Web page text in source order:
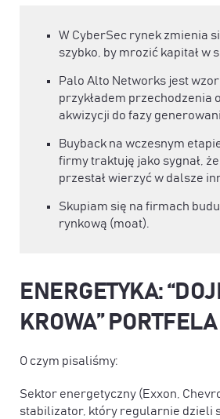
W CyberSec rynek zmienia
szybko, by mrozić kapitał w
Palo Alto Networks jest
przykładem przechodzenia
akwizycji do fazy
Buyback na wczesnym
firmy traktuję jako sygnał,
przestał wierzyć w dalsze
Skupiam się na firmach
rynkową (moat).
ENERGETYKA:
KROWA” PORTFELA
O czym pisaliśmy:
Sektor energetyczny (Exxon,
stabilizator, który regularnie dzieli